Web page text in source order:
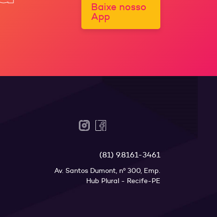
Baixe nosso
App
(81) 9.8161-3461
Av. Santos Dumont, nº 300, Emp.
Hub Plural - Recife-PE